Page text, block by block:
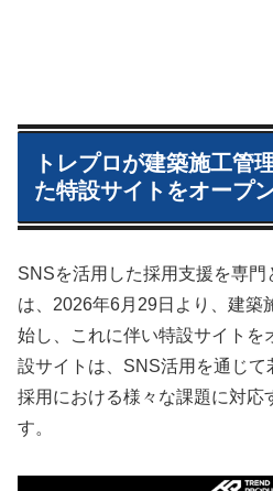
トレプロが建築施工管
た特設サイトをオープ
SNSを活用した採用支援を専門
は、2026年6月29日より、建築
始し、これに伴い特設サイトを
設サイトは、SNS活用を通じて
採用における様々な課題に対応
す。